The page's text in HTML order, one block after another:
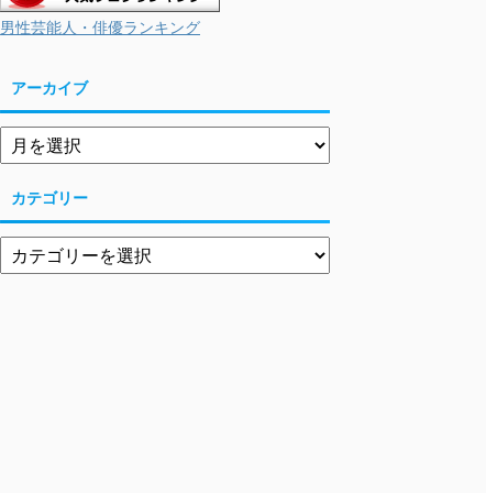
男性芸能人・俳優ランキング
アーカイブ
カテゴリー